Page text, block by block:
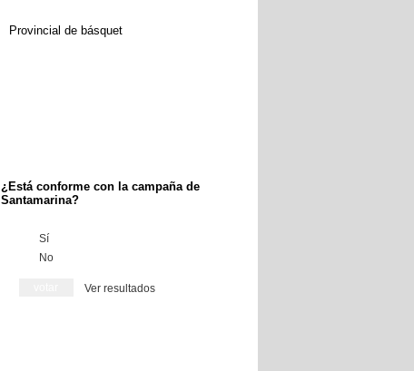
Provincial de básquet
¿Está conforme con la campaña de
Santamarina?
Sí
No
Ver resultados